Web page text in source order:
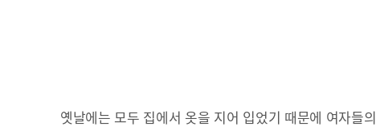
옛날에는 모두 집에서 옷을 지어 입었기 때문에 여자들